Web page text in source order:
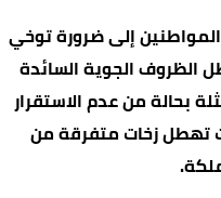
إلى ضرورة توخي
الظروف الجوية السائدة
بحالة من عدم الاستقرار
تهطل زخات متفرقة من